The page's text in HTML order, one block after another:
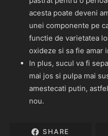
acesta poate deveni
unei componente pe
functie de varietatea
oxideze si sa fie amar
In plus, sucul va fi
mai jos si pulpa mai
amestecati putin,
nou.
SHARE